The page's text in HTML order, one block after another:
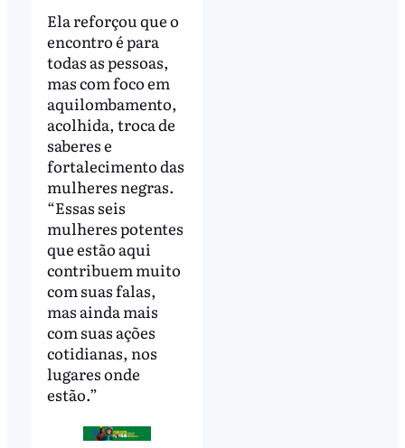
Ela reforçou que o
encontro é para
todas as pessoas,
mas com foco em
aquilombamento,
acolhida, troca de
saberes e
fortalecimento das
mulheres negras.
“Essas seis
mulheres potentes
que estão aqui
contribuem muito
com suas falas,
mas ainda mais
com suas ações
cotidianas, nos
lugares onde
estão.”